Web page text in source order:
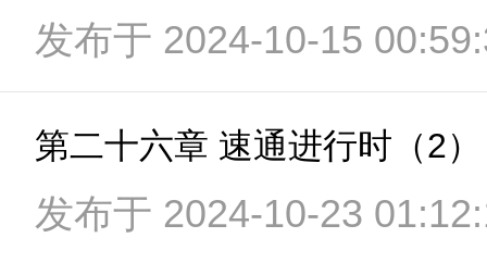
发布于 2024-10-15
第二十六章 速通进行时（2）
发布于 2024-10-23